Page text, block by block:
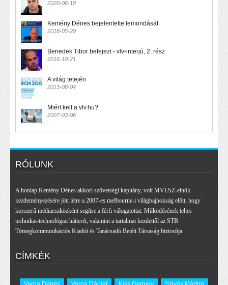
2020-06-18
Kemény Dénes bejelentette lemondását
2018-05-29
Benedek Tibor befejezi - vlv-interjú, 2. rész
2016-10-21
A világ tetején
2013-08-04
Miért kell a vlv.hu?
2007-03-06
RÓLUNK
A honlap Kemény Dénes akkori szövetségi kapitány, volt MVLSZ-elnök
kezdeményezésére jött létre a 2007-es melbourne-i világbajnokság előtt, hogy
korszerű médiaeszközként segítse a férfi válogatottat. Működésének teljes
technikai-technológiai hátterét, valamint a tartalmat kezdettől az STB
Tömegkommunikációs Kiadói és Tanácsadó Betéti Társaság biztosítja.
CÍMKÉK